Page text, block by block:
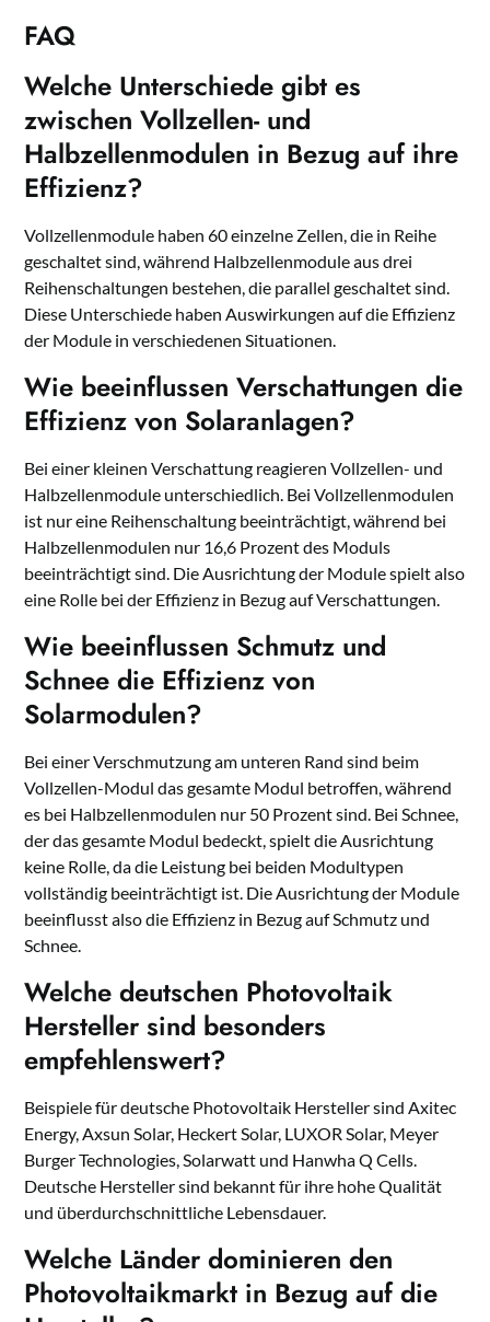
FAQ
Welche Unterschiede gibt es
zwischen Vollzellen- und
Halbzellenmodulen in Bezug auf ihre
Effizienz?
Vollzellenmodule haben 60 einzelne Zellen, die in Reihe
geschaltet sind, während Halbzellenmodule aus drei
Reihenschaltungen bestehen, die parallel geschaltet sind.
Diese Unterschiede haben Auswirkungen auf die Effizienz
der Module in verschiedenen Situationen.
Wie beeinflussen Verschattungen die
Effizienz von Solaranlagen?
Bei einer kleinen Verschattung reagieren Vollzellen- und
Halbzellenmodule unterschiedlich. Bei Vollzellenmodulen
ist nur eine Reihenschaltung beeinträchtigt, während bei
Halbzellenmodulen nur 16,6 Prozent des Moduls
beeinträchtigt sind. Die Ausrichtung der Module spielt also
eine Rolle bei der Effizienz in Bezug auf Verschattungen.
Wie beeinflussen Schmutz und
Schnee die Effizienz von
Solarmodulen?
Bei einer Verschmutzung am unteren Rand sind beim
Vollzellen-Modul das gesamte Modul betroffen, während
es bei Halbzellenmodulen nur 50 Prozent sind. Bei Schnee,
der das gesamte Modul bedeckt, spielt die Ausrichtung
keine Rolle, da die Leistung bei beiden Modultypen
vollständig beeinträchtigt ist. Die Ausrichtung der Module
beeinflusst also die Effizienz in Bezug auf Schmutz und
Schnee.
Welche deutschen Photovoltaik
Hersteller sind besonders
empfehlenswert?
Beispiele für deutsche Photovoltaik Hersteller sind Axitec
Energy, Axsun Solar, Heckert Solar, LUXOR Solar, Meyer
Burger Technologies, Solarwatt und Hanwha Q Cells.
Deutsche Hersteller sind bekannt für ihre hohe Qualität
und überdurchschnittliche Lebensdauer.
Welche Länder dominieren den
Photovoltaikmarkt in Bezug auf die